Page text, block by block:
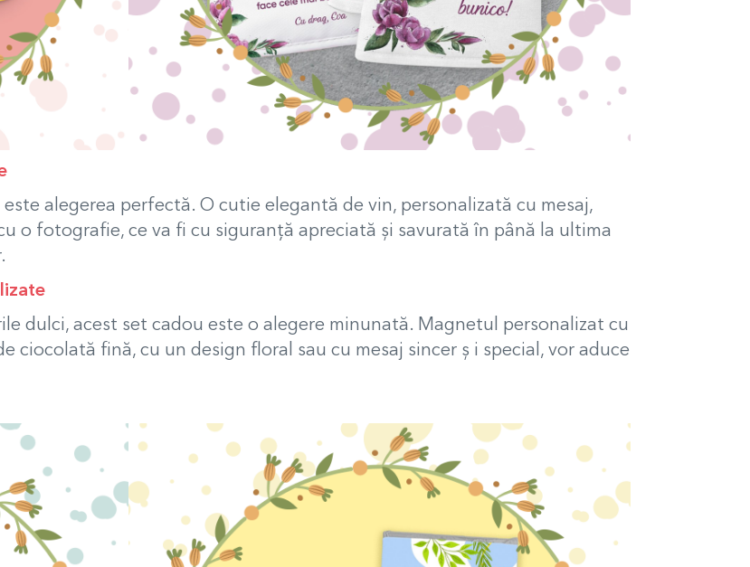
alegerea perfectă. O cutie elegantă de vin, personalizată cu mesaj,
o fotografie, ce va fi cu siguranță apreciată și savurată în până la ultima
dulci, acest set cadou este o alegere minunată. Magnetul personalizat cu
fină, cu un design floral sau cu mesaj sincer ș i special, vor aduce